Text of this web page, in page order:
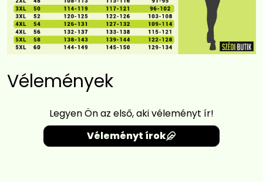
Vélemények
Legyen Ön az első, aki véleményt ír!
Véleményt írok